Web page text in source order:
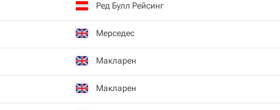
Ред Булл Рейсинг
Мерседес
Макларен
Макларен